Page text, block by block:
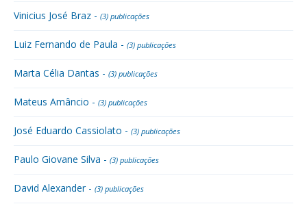
Vinicius José Braz - (3) publicações
Luiz Fernando de Paula - (3) publicações
Marta Célia Dantas - (3) publicações
Mateus Amâncio - (3) publicações
José Eduardo Cassiolato - (3) publicações
Paulo Giovane Silva - (3) publicações
David Alexander - (3) publicações